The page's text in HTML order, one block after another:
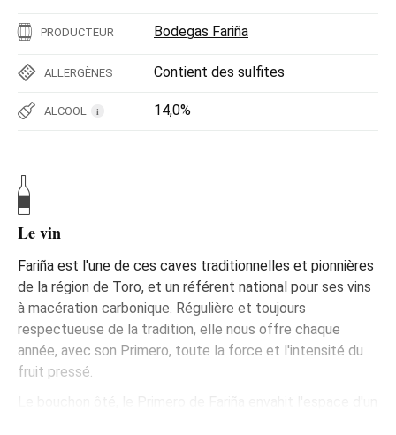
PRODUCTEUR Bodegas Fariña
ALLERGÈNES Contient des sulfites
ALCOOL i 14,0%
Le vin
Fariña est l'une de ces caves traditionnelles et pionnières
de la région de Toro, et un référent national pour ses vins
à macération carbonique. Régulière et toujours
respectueuse de la tradition, elle nous offre chaque
année, avec son Primero, toute la force et l'intensité du
fruit pressé.